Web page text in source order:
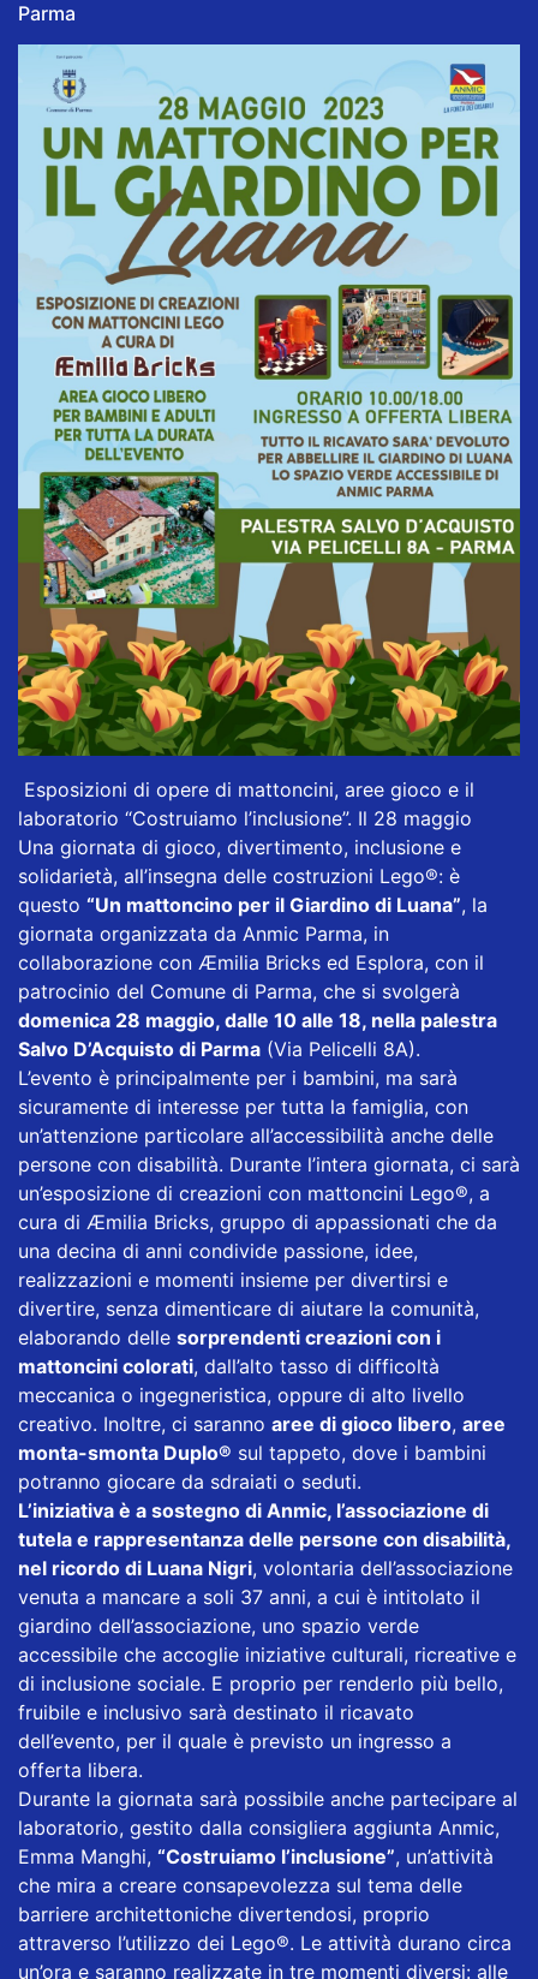
Parma
Esposizioni di opere di mattoncini, aree gioco e il
laboratorio “Costruiamo l’inclusione”. Il 28 maggio
Una giornata di gioco, divertimento, inclusione e
solidarietà, all’insegna delle costruzioni Lego®: è
questo “Un mattoncino per il Giardino di Luana”, la
giornata organizzata da Anmic Parma, in
collaborazione con Æmilia Bricks ed Esplora, con il
patrocinio del Comune di Parma, che si svolgerà
domenica 28 maggio, dalle 10 alle 18, nella palestra
Salvo D’Acquisto di Parma (Via Pelicelli 8A).
L’evento è principalmente per i bambini, ma sarà
sicuramente di interesse per tutta la famiglia, con
un’attenzione particolare all’accessibilità anche delle
persone con disabilità. Durante l’intera giornata, ci sarà
un’esposizione di creazioni con mattoncini Lego®, a
cura di Æmilia Bricks, gruppo di appassionati che da
una decina di anni condivide passione, idee,
realizzazioni e momenti insieme per divertirsi e
divertire, senza dimenticare di aiutare la comunità,
elaborando delle sorprendenti creazioni con i
mattoncini colorati, dall’alto tasso di difficoltà
meccanica o ingegneristica, oppure di alto livello
creativo. Inoltre, ci saranno aree di gioco libero, aree
monta-smonta Duplo® sul tappeto, dove i bambini
potranno giocare da sdraiati o seduti.
L’iniziativa è a sostegno di Anmic, l’associazione di
tutela e rappresentanza delle persone con disabilità,
nel ricordo di Luana Nigri, volontaria dell’associazione
venuta a mancare a soli 37 anni, a cui è intitolato il
giardino dell’associazione, uno spazio verde
accessibile che accoglie iniziative culturali, ricreative e
di inclusione sociale. E proprio per renderlo più bello,
fruibile e inclusivo sarà destinato il ricavato
dell’evento, per il quale è previsto un ingresso a
offerta libera.
Durante la giornata sarà possibile anche partecipare al
laboratorio, gestito dalla consigliera aggiunta Anmic,
Emma Manghi, “Costruiamo l’inclusione”, un’attività
che mira a creare consapevolezza sul tema delle
barriere architettoniche divertendosi, proprio
attraverso l’utilizzo dei Lego®. Le attività durano circa
un’ora e saranno realizzate in tre momenti diversi: alle